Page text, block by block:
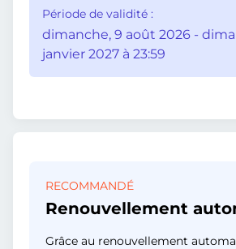
Période de validité :
dimanche, 9 août 2026 -
janvier 2027 à 23:59
RECOMMANDÉ
Renouvellement
Grâce au renouvellement